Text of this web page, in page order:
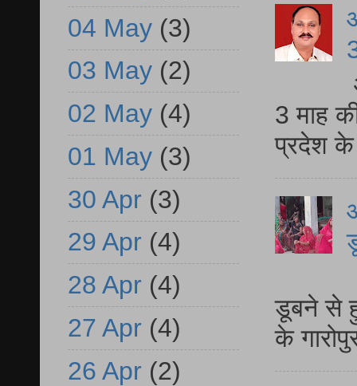
3 माह
प्रदेश
डूबने से
के
04 May (3)
03 May (2)
02 May (4)
01 May (3)
30 Apr (3)
29 Apr (4)
28 Apr (4)
27 Apr (4)
26 Apr (2)